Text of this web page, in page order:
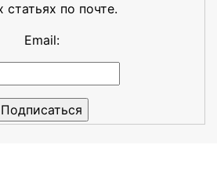
статьях по почте.
Email: